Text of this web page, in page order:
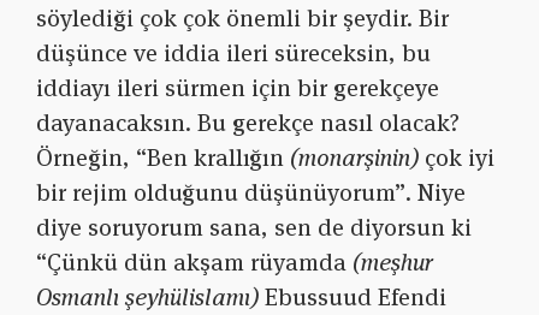
söylediği çok çok önemli bir şeydir. Bir
düşünce ve iddia ileri süreceksin, bu
iddiayı ileri sürmen için bir gerekçeye
dayanacaksın. Bu gerekçe nasıl olacak?
Örneğin, “Ben krallığın (monarşinin) çok iyi
bir rejim olduğunu düşünüyorum”. Niye
diye soruyorum sana, sen de diyorsun ki
“Çünkü dün akşam rüyamda (meşhur
Osmanlı şeyhülislamı)Ebussuud Efendi